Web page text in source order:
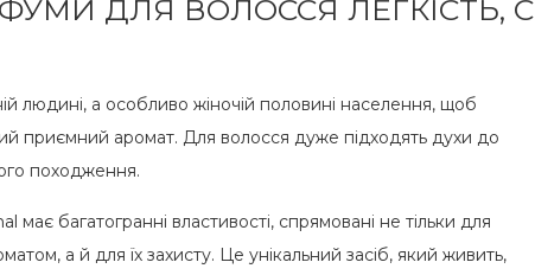
ДЛЯ ВОЛОССЯ ЛЕГКІСТЬ,
людині, а особливо жіночій половині населення, щоб
приємний аромат. Для волосся дуже підходять духи до
походження.
багатогранні властивості, спрямовані не тільки для
а й для їх захисту. Це унікальний засіб, який живить,